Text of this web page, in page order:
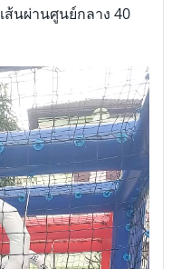
นผ่านศูนย์กลาง 40